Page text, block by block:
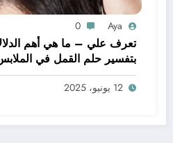
Aya
0
تعرف علي – ما هي أهم
بتفسير حلم القمل في
ابن سيرين؟ – بالتفصيل
12 يونيو، 2025